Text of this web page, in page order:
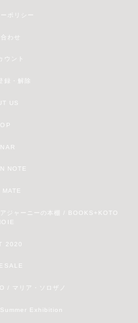
ポリシー
わせ
ウント
録・解除
US
NOTE
ジャーニーの本棚 / BOOKS+KOTO
2020
/ マリア・ソロザノ
Exhibition